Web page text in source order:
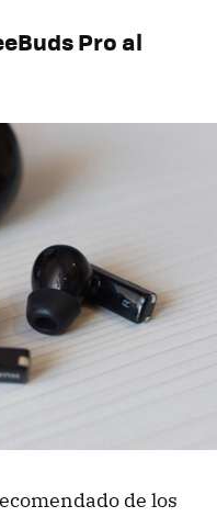
Pro al
de los